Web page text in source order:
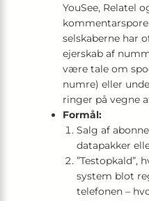
YouSee, Relatel
selskaberne har
ejerskab af
være tale om
numre) eller
ringer på vegne
Formål:
Salg af
datapakker
”Testopkald”,
system blot
telefonen –